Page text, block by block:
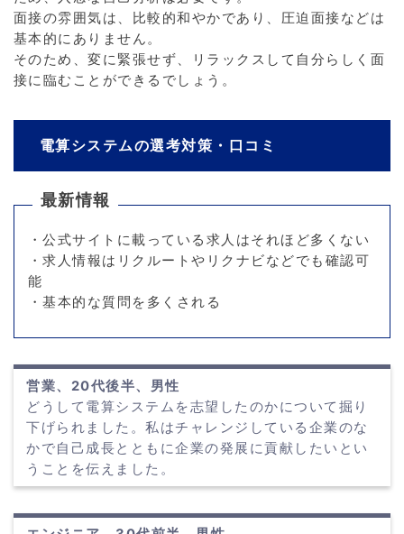
面接の雰囲気は、比較的和やかであり、圧迫面接などは
基本的にありません。
そのため、変に緊張せず、リラックスして自分らしく面
接に臨むことができるでしょう。
電算システムの選考対策・口コミ
最新情報
・公式サイトに載っている求人はそれほど多くない
・求人情報はリクルートやリクナビなどでも確認可
能
・基本的な質問を多くされる
営業、20代後半、男性
どうして電算システムを志望したのかについて掘り
下げられました。私はチャレンジしている企業のな
かで自己成長とともに企業の発展に貢献したいとい
うことを伝えました。